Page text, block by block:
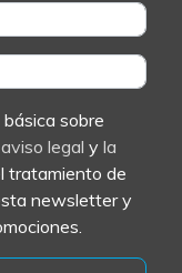
legal y la
tratamiento de
newsletter y